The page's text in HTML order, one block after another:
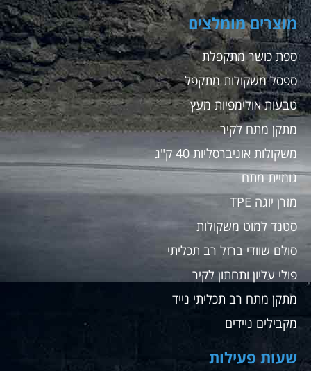
מוצרים מומלצים
ספת כושר מתקפלת
ספסל משקולות מתקפל
טבעות אולימפיות מעץ
מתקן מתח לקיר
משקולות אוניברסליות 40 ק"ג
גומיית מתח
מזרן יוגה TPE
סטנד למוט משקולות
סולם שוודי ברזל רב תכליתי
פולי עליון ותחתון לקיר
מתקן מתח רב תכליתי נייד
מקבילים ניידים
שעות פעילות